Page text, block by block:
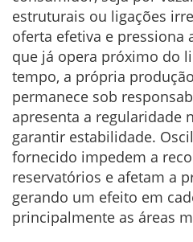
estruturais ou ligações
oferta efetiva e pressiona
que já opera próximo do
tempo, a própria
permanece sob
apresenta a regularidade
garantir estabilidade.
fornecido impedem a
reservatórios e afetam a
gerando um efeito em
principalmente as áreas